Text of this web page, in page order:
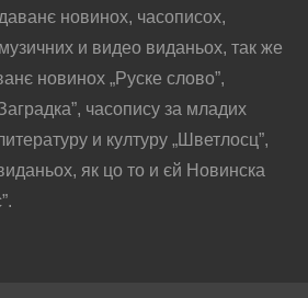
новинох, часописох,
и видео виданьох, так же
новинох „Руске слово”,
часопису за младих
и културу „Шветлосц”,
як цо то и єй Новинска